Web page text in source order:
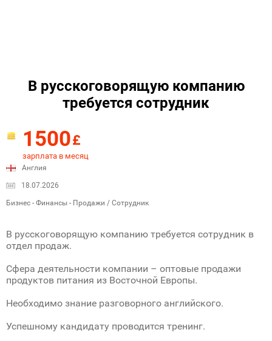
В русскоговорящую компанию
требуется сотрудник
1500£
зарплата в месяц
Англия
18.07.2026
Бизнес - Финансы - Продажи / Сотрудник
В русскоговорящую компанию требуется сотрудник в
отдел продаж.
Сфера деятельности компании – оптовые продажи
продуктов питания из Восточной Европы.
Необходимо знание разговорного английского.
Успешному кандидату проводится тренинг.